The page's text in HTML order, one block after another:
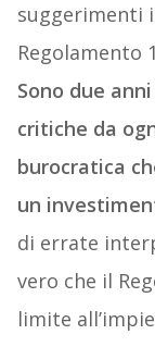
suggerimenti
Regolamento
Sono due
critiche da
burocratica
un
di errate
vero che il
limite